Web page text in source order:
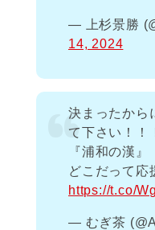
— 上杉景勝
14, 2024
決まったから
て下さい！！
『浦和の漢』
どこだって応
https://t.co/
— むぎ茶